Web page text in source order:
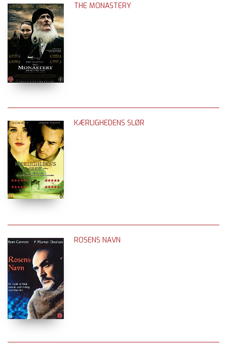
THE MONASTERY
KÆRLIGHEDENS SLØR
ROSENS NAVN